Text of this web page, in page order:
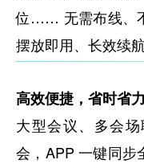
位…… 无需布线、
摆放即用、长效续航
高效便捷，省时省力
大型会议、多会
会，APP 一键同步